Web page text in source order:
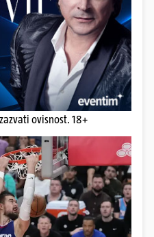
ovisnost. 18+